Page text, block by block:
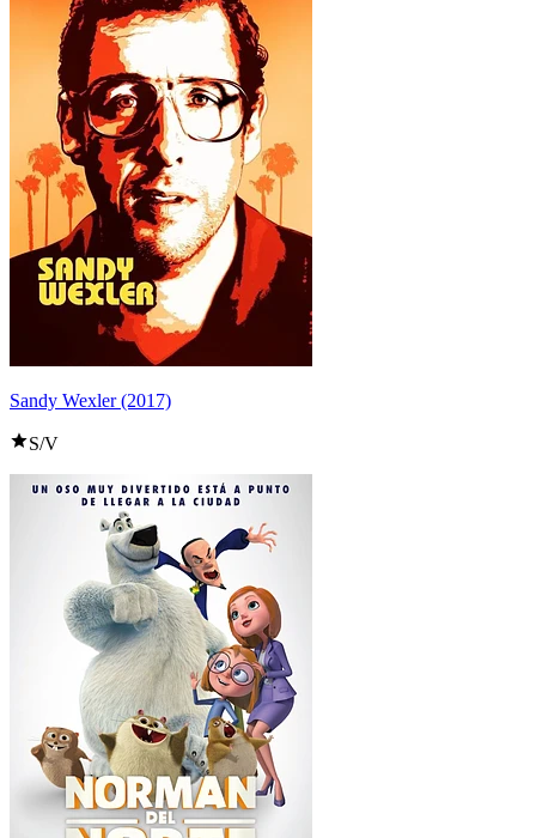
Sandy Wexler (2017)
S/V